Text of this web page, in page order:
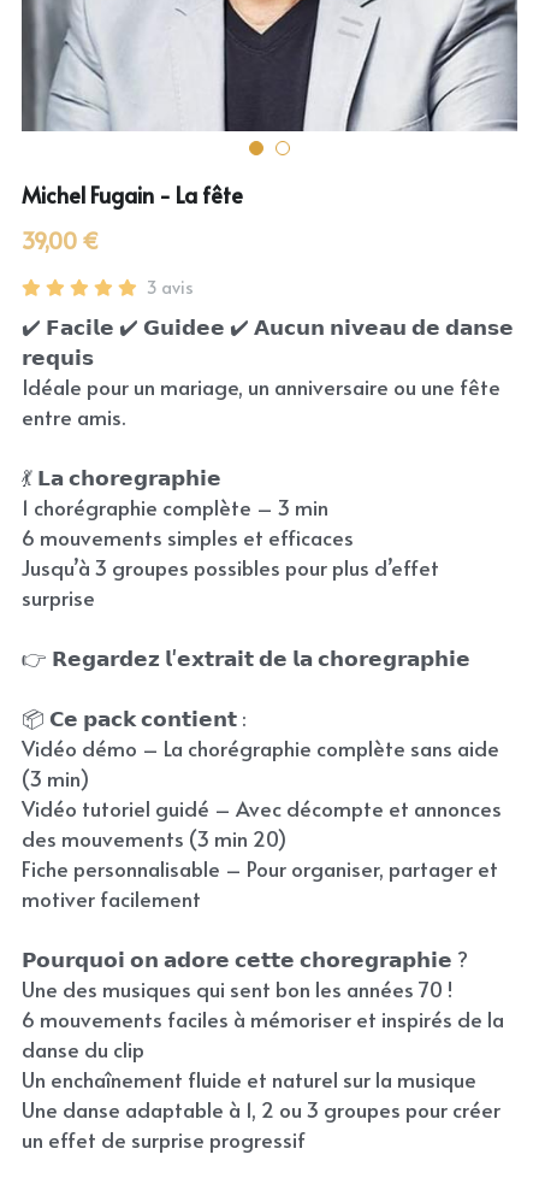
Michel Fugain - La fête
39,00 €
3 avis
✔️ 𝗙𝗮𝗰𝗶𝗹𝗲 ✔️ 𝗚𝘂𝗶𝗱𝗲𝗲 ✔️ 𝗔𝘂𝗰𝘂𝗻 𝗻𝗶𝘃𝗲𝗮𝘂 𝗱𝗲 𝗱𝗮𝗻𝘀𝗲
𝗿𝗲𝗾𝘂𝗶𝘀
Idéale pour un mariage, un anniversaire ou une fête
entre amis.
💃 𝗟𝗮 𝗰𝗵𝗼𝗿𝗲𝗴𝗿𝗮𝗽𝗵𝗶𝗲
1 chorégraphie complète – 3 min
6 mouvements simples et efficaces
Jusqu’à 3 groupes possibles pour plus d’effet
surprise
👉 𝗥𝗲𝗴𝗮𝗿𝗱𝗲𝘇 𝗹'𝗲𝘅𝘁𝗿𝗮𝗶𝘁 𝗱𝗲 𝗹𝗮 𝗰𝗵𝗼𝗿𝗲𝗴𝗿𝗮𝗽𝗵𝗶𝗲
📦 𝗖𝗲 𝗽𝗮𝗰𝗸 𝗰𝗼𝗻𝘁𝗶𝗲𝗻𝘁 :
Vidéo démo – La chorégraphie complète sans aide
(3 min)
Vidéo tutoriel guidé – Avec décompte et annonces
des mouvements (3 min 20)
Fiche personnalisable – Pour organiser, partager et
motiver facilement
𝗣𝗼𝘂𝗿𝗾𝘂𝗼𝗶 𝗼𝗻 𝗮𝗱𝗼𝗿𝗲 𝗰𝗲𝘁𝘁𝗲 𝗰𝗵𝗼𝗿𝗲𝗴𝗿𝗮𝗽𝗵𝗶𝗲 ?
Une des musiques qui sent bon les années 70 !
6 mouvements faciles à mémoriser et inspirés de la
danse du clip
Un enchaînement fluide et naturel sur la musique
Une danse adaptable à 1, 2 ou 3 groupes pour créer
un effet de surprise progressif